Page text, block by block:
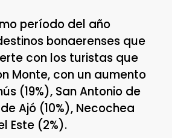
período del año
bonaerenses que
con los turistas que
Monte, con un aumento
(19%), San Antonio de
Ajó (10%), Necochea
Este (2%).